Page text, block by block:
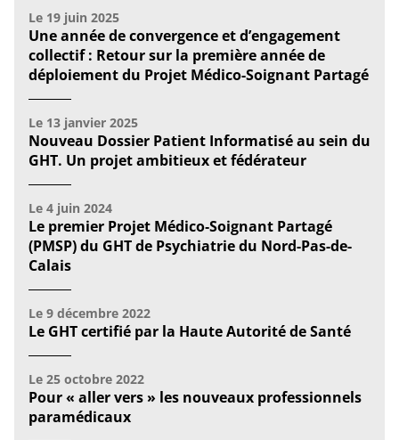
Le 19 juin 2025
Une année de convergence et d’engagement
collectif : Retour sur la première année de
déploiement du Projet Médico-Soignant Partagé
Le 13 janvier 2025
Nouveau Dossier Patient Informatisé au sein du
GHT. Un projet ambitieux et fédérateur
Le 4 juin 2024
Le premier Projet Médico‑Soignant Partagé
(PMSP) du GHT de Psychiatrie du Nord-Pas-de-
Calais
Le 9 décembre 2022
Le GHT certifié par la Haute Autorité de Santé
Le 25 octobre 2022
Pour « aller vers » les nouveaux professionnels
paramédicaux